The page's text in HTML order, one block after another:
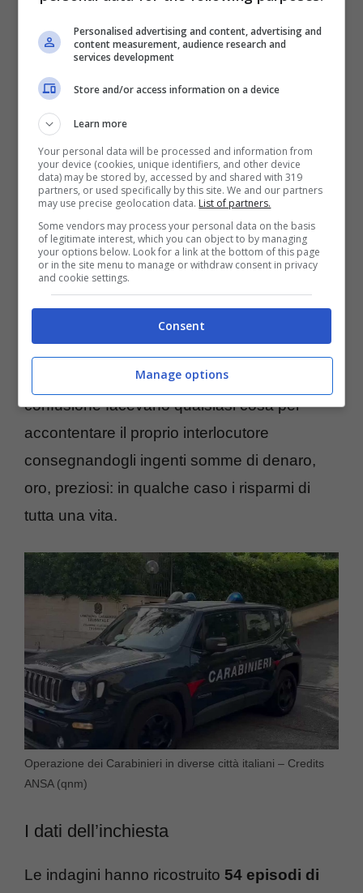
Le intercettazioni
“Suo figlio sta piangendo come un bambino,
ha investito una donna e ora rischia il
carcere”,
le indagini. La voce del truffatore modulava il
tono per generare ansia e convincere la
vittima a pagare immediatamente.
LEGGI ANCHE –Si apre il processo alla
“Mantide di Parabiago”: otto imputati
accusati dell’omicidio di Fabio Ravasio
In lacrime anche gli anziani che in completa
confusione facevano qualsiasi cosa per
accontentare il proprio interlocutore
consegnandogli ingenti somme di denaro,
oro, preziosi: in qualche caso i risparmi di
tutta una vita.
Operazione dei Carabinieri in diverse città italiani – Credits
ANSA (qnm)
I dati dell’inchiesta
Le indagini hanno ricostruito 54 episodi di
Personalised advertising and content, advertising and
content measurement, audience research and
services development
Store and/or access information on a device
Learn more
Your personal data will be processed and information from
your device (cookies, unique identifiers, and other device
data) may be stored by, accessed by and shared with 319
partners, or used specifically by this site. We and our partners
may use precise geolocation data. List of partners.
Some vendors may process your personal data on the basis
of legitimate interest, which you can object to by managing
your options below. Look for a link at the bottom of this page
or in the site menu to manage or withdraw consent in privacy
and cookie settings.
Consent
Manage options